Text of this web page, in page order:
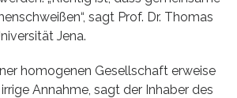
sagt Prof. Dr. Thomas
Jena.
homogenen Gesellschaft erweise
Annahme, sagt der Inhaber des